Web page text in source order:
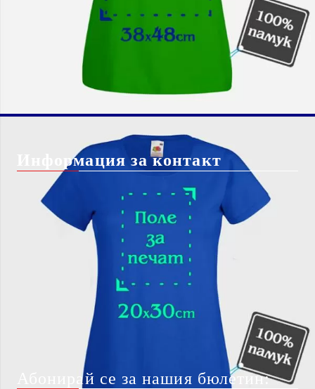
Чести Въпроси
Регистрация
безплатно*
Информация за контакт
info@giftbg.com
0884 22 38 56
Абонирай се за нашия бюлетин: